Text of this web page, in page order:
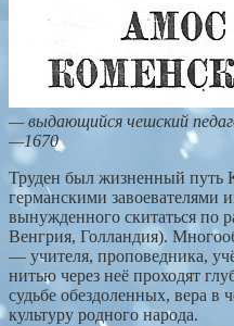
— выдающийся чешский
—1670
Труден был жизненный путь
германскими завоевателями
вынужденного скитаться по
Венгрия, Голландия).
— учителя, проповедника,
нитью через неё проходят
судьбе обездоленных, вера в
культуру родного народа.